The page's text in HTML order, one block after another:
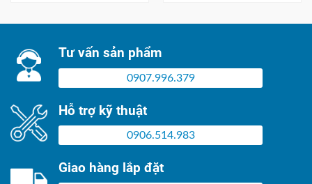
Tư vấn sản phẩm
0907.996.379
Hỗ trợ kỹ thuật
0906.514.983
Giao hàng lắp đặt